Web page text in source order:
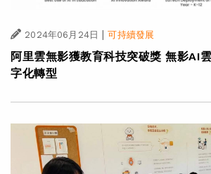
2024年06月24日 | 可持續發展
阿里雲無影獲教育科技突破獎 無影AI
字化轉型